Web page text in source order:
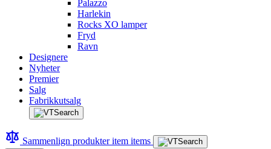
Palazzo
Harlekin
Rocks XO lamper
Fryd
Ravn
Designere
Nyheter
Premier
Salg
Fabrikkutsalg
Sammenlign produkteritem items